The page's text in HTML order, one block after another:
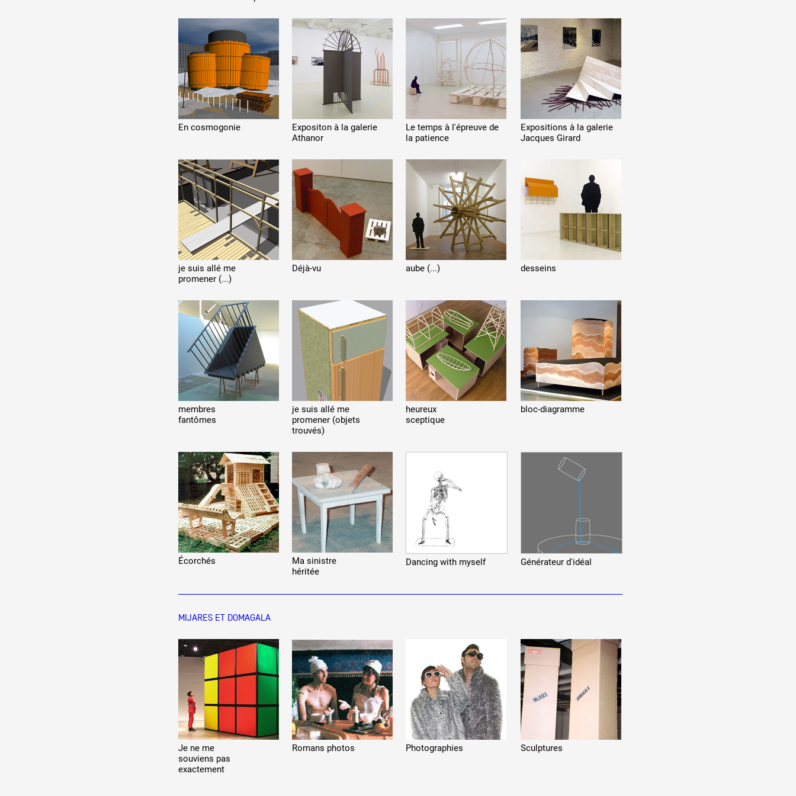
En cosmogonie
Expositon à la galerie
Athanor
Le temps à l'épreuve de
la patience
Expositions à la galerie
Jacques Girard
je suis allé me
promener (...)
Déjà-vu aube (...) desseins
membres
fantômes
je suis allé me
promener (objets
trouvés)
heureux
sceptique
bloc-diagramme
Écorchés
Ma sinistre
héritée
Dancing with myself Générateur d'idéal
MIJARES ET DOMAGALA
Je ne me
souviens pas
exactement
Romans photos Photographies Sculptures